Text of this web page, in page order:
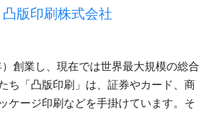
凸版印刷株式会社
創業し、現在では世界最大規模の総合
ち「凸版印刷」は、証券やカード、商
ケージ印刷などを手掛けています。そ